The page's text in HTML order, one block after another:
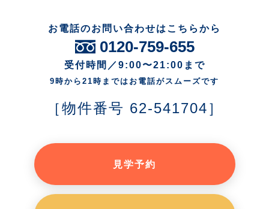
お電話のお問い合わせはこちらから
0120-759-655
受付時間／9:00〜21:00まで
9時から21時まではお電話がスムーズです
［物件番号 62-541704］
見学予約